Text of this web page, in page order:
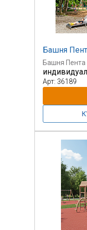
Башня
Башня Пента
Арт: 36189